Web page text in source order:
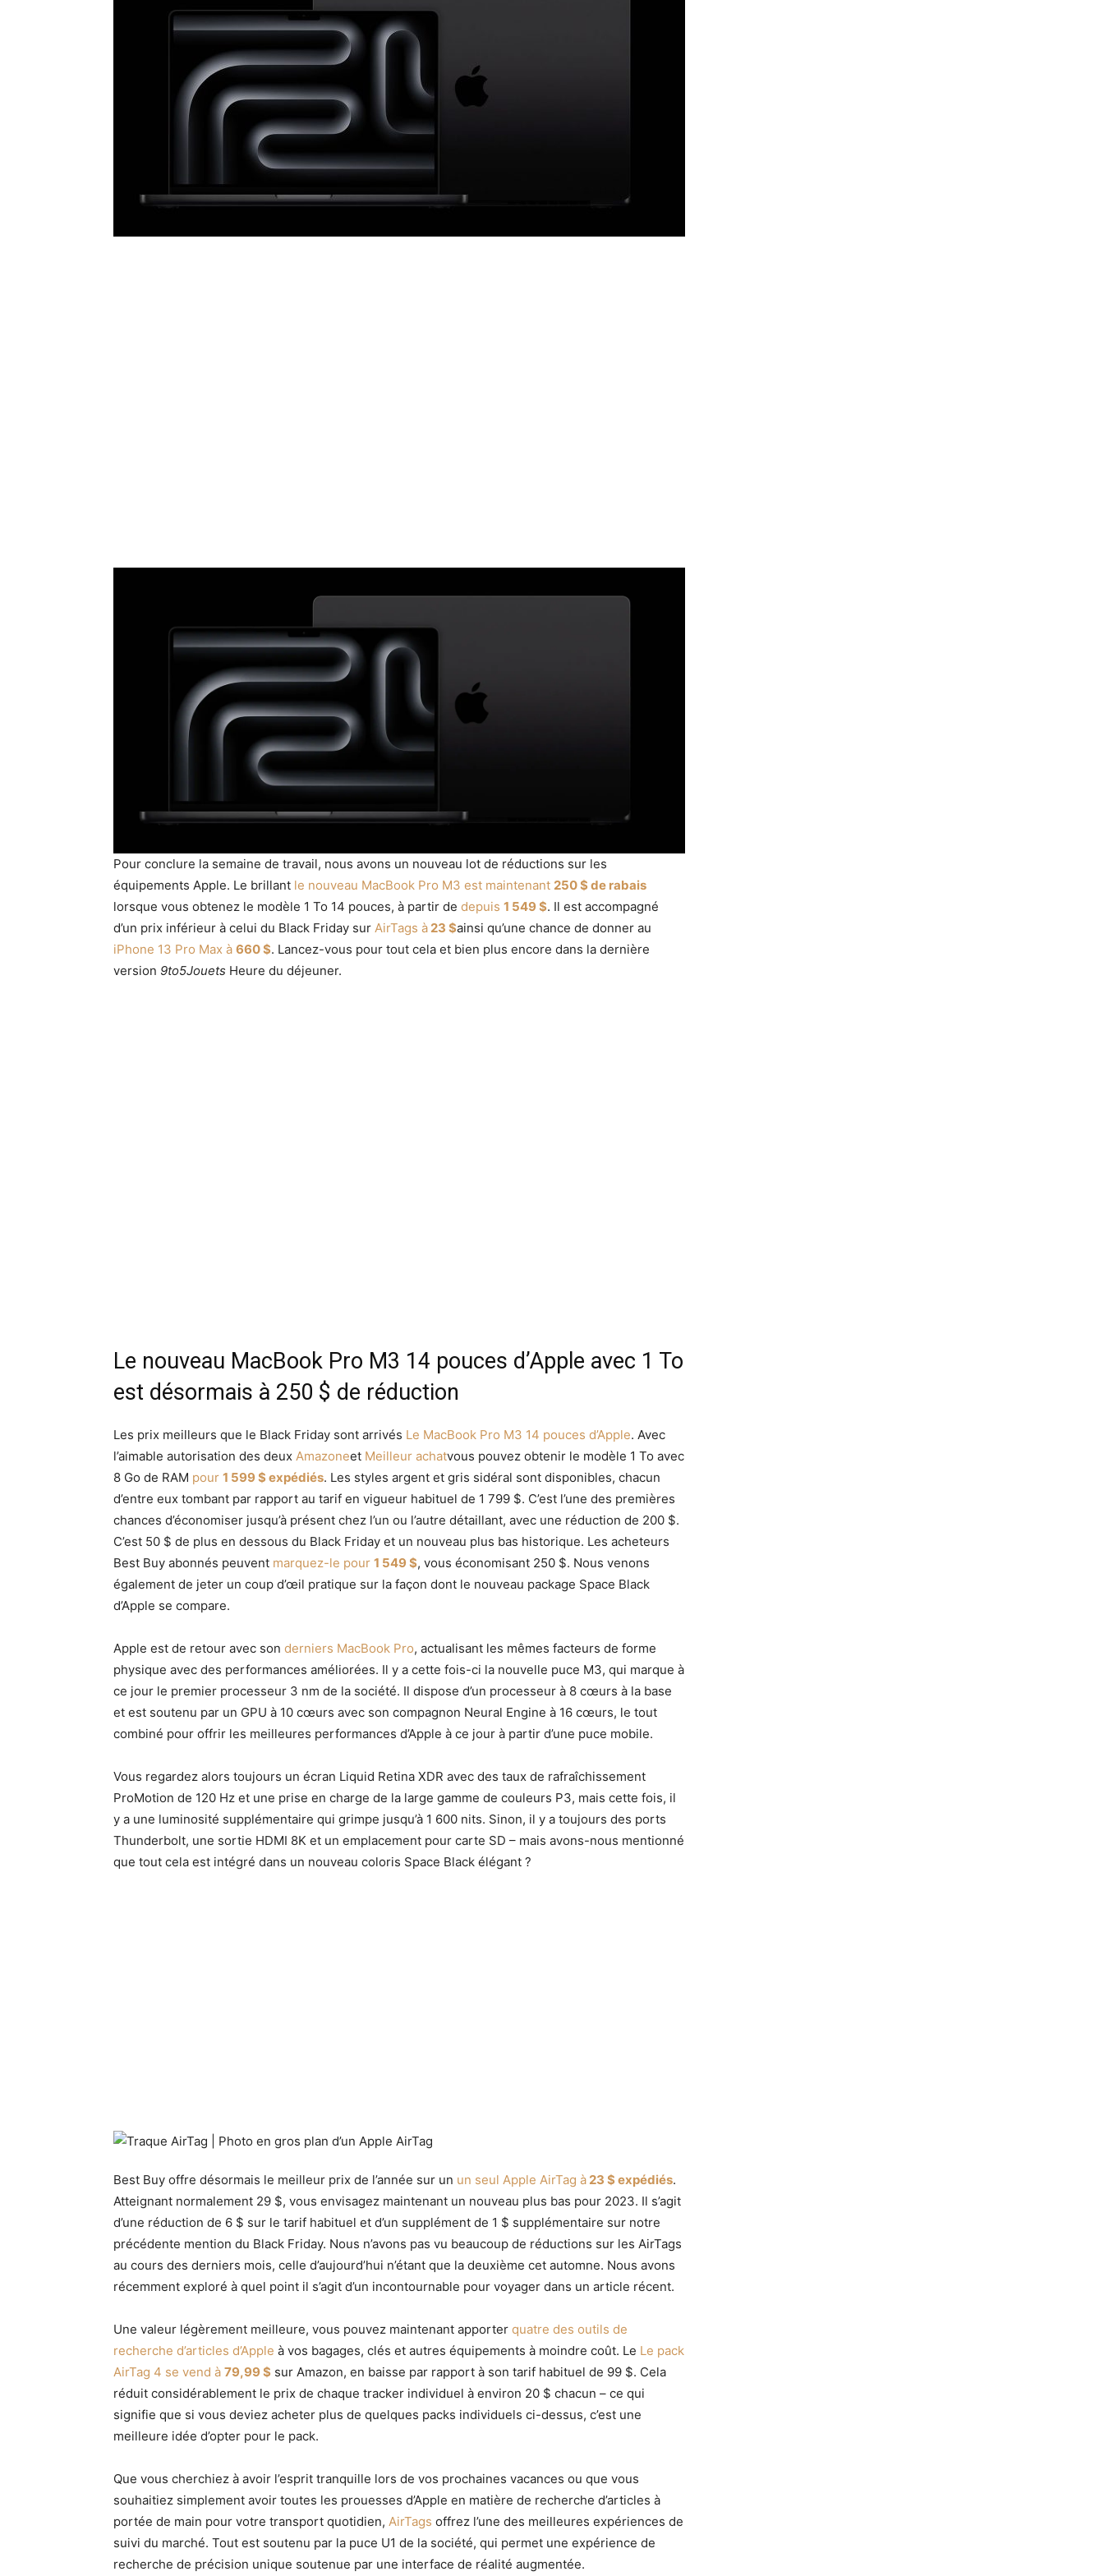
Pour conclure la semaine de travail, nous avons un nouveau lot de réductions sur les
équipements Apple. Le brillant le nouveau MacBook Pro M3 est maintenant 250 $ de rabais
lorsque vous obtenez le modèle 1 To 14 pouces, à partir de depuis 1 549 $. Il est accompagné
d’un prix inférieur à celui du Black Friday sur AirTags à 23 $ainsi qu’une chance de donner au
iPhone 13 Pro Max à 660 $. Lancez-vous pour tout cela et bien plus encore dans la dernière
version 9to5Jouets Heure du déjeuner.
Le nouveau MacBook Pro M3 14 pouces d’Apple avec 1 To
est désormais à 250 $ de réduction
Les prix meilleurs que le Black Friday sont arrivés Le MacBook Pro M3 14 pouces d’Apple. Avec
l’aimable autorisation des deux Amazoneet Meilleur achatvous pouvez obtenir le modèle 1 To avec
8 Go de RAM pour 1 599 $ expédiés. Les styles argent et gris sidéral sont disponibles, chacun
d’entre eux tombant par rapport au tarif en vigueur habituel de 1 799 $. C’est l’une des premières
chances d’économiser jusqu’à présent chez l’un ou l’autre détaillant, avec une réduction de 200 $.
C’est 50 $ de plus en dessous du Black Friday et un nouveau plus bas historique. Les acheteurs
Best Buy abonnés peuvent marquez-le pour 1 549 $, vous économisant 250 $. Nous venons
également de jeter un coup d’œil pratique sur la façon dont le nouveau package Space Black
d’Apple se compare.
Apple est de retour avec son derniers MacBook Pro, actualisant les mêmes facteurs de forme
physique avec des performances améliorées. Il y a cette fois-ci la nouvelle puce M3, qui marque à
ce jour le premier processeur 3 nm de la société. Il dispose d’un processeur à 8 cœurs à la base
et est soutenu par un GPU à 10 cœurs avec son compagnon Neural Engine à 16 cœurs, le tout
combiné pour offrir les meilleures performances d’Apple à ce jour à partir d’une puce mobile.
Vous regardez alors toujours un écran Liquid Retina XDR avec des taux de rafraîchissement
ProMotion de 120 Hz et une prise en charge de la large gamme de couleurs P3, mais cette fois, il
y a une luminosité supplémentaire qui grimpe jusqu’à 1 600 nits. Sinon, il y a toujours des ports
Thunderbolt, une sortie HDMI 8K et un emplacement pour carte SD – mais avons-nous mentionné
que tout cela est intégré dans un nouveau coloris Space Black élégant ?
Best Buy offre désormais le meilleur prix de l’année sur un un seul Apple AirTag à 23 $ expédiés.
Atteignant normalement 29 $, vous envisagez maintenant un nouveau plus bas pour 2023. Il s’agit
d’une réduction de 6 $ sur le tarif habituel et d’un supplément de 1 $ supplémentaire sur notre
précédente mention du Black Friday. Nous n’avons pas vu beaucoup de réductions sur les AirTags
au cours des derniers mois, celle d’aujourd’hui n’étant que la deuxième cet automne. Nous avons
récemment exploré à quel point il s’agit d’un incontournable pour voyager dans un article récent.
Une valeur légèrement meilleure, vous pouvez maintenant apporter quatre des outils de
recherche d’articles d’Apple à vos bagages, clés et autres équipements à moindre coût. Le Le pack
AirTag 4 se vend à 79,99 $ sur Amazon, en baisse par rapport à son tarif habituel de 99 $. Cela
réduit considérablement le prix de chaque tracker individuel à environ 20 $ chacun – ce qui
signifie que si vous deviez acheter plus de quelques packs individuels ci-dessus, c’est une
meilleure idée d’opter pour le pack.
Que vous cherchiez à avoir l’esprit tranquille lors de vos prochaines vacances ou que vous
souhaitiez simplement avoir toutes les prouesses d’Apple en matière de recherche d’articles à
portée de main pour votre transport quotidien, AirTags offrez l’une des meilleures expériences de
suivi du marché. Tout est soutenu par la puce U1 de la société, qui permet une expérience de
recherche de précision unique soutenue par une interface de réalité augmentée.